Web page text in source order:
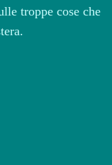
troppe cose che